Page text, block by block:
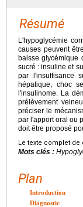
Résumé
L'hypoglycémie
causes peuvent
baisse glycémique
sucré : insuline et
par l'insuffisance
hépatique, choc
l'insulinome. La
prélèvement
préciser le
par l'apport oral ou
doit être proposé
Le texte complet de
Mots clés :
Plan
Introduction
Diagnostic